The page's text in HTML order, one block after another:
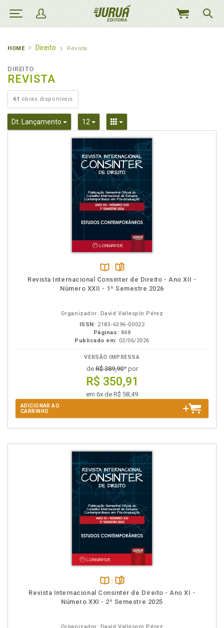
MEU
HOME Direito Revista
DIREITO
REVISTA
61 obras disponíveis
Dt. Lançamento Toggle Dropdown
12 Toggle DropdownToggle Dropdown
Disponível
na
páginas
Revista Internacional Consinter de Direito - Ano XII -
Número XXII - 1º Semestre 2026
Organizador: David Vallespín Pérez
ISSN: 2183-6396-00022
Páginas: 848
Publicado em: 02/06/2026
VERSÃO IMPRESSA
deR$ 389,90* por
R$ 350,91
em 6x de R$ 58,49
ADICIONAR AO
CARRINHO
Disponível
na
páginas
Revista Internacional Consinter de Direito - Ano XI -
Número XXI - 2º Semestre 2025